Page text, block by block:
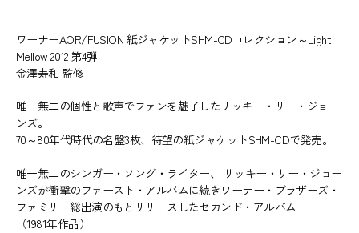
ワーナーAOR/FUSION 紙ジャケットSHM-CDコレクション～Light
Mellow 2012 第4弾
金澤寿和 監修
唯一無二の個性と歌声でファンを魅了したリッキー・リー・ジョー
ンズ。
70～80年代時代の名盤3枚、待望の紙ジャケットSHM-CDで発売。
唯一無二のシンガー・ソング・ライター、 リッキー・リー・ジョー
ンズが衝撃のファースト・アルバムに続きワーナー・ブラザーズ・
ファミリー総出演のもとリリースしたセカンド・アルバム
（1981年作品）